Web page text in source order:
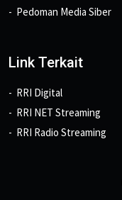
Pedoman Media Siber
Link Terkait
RRI Digital
RRI NET Streaming
RRI Radio Streaming